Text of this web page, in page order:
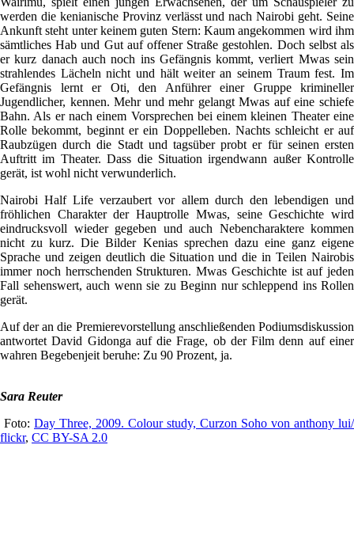
werden die kenianische Provinz verlässt und nach Nairobi geht. Seine
Ankunft steht unter keinem guten Stern: Kaum angekommen wird ihm
sämtliches Hab und Gut auf offener Straße gestohlen. Doch selbst als
er kurz danach auch noch ins Gefängnis kommt, verliert Mwas sein
strahlendes Lächeln nicht und hält weiter an seinem Traum fest. Im
Gefängnis lernt er Oti, den Anführer einer Gruppe krimineller
Jugendlicher, kennen. Mehr und mehr gelangt Mwas auf eine schiefe
Bahn. Als er nach einem Vorsprechen bei einem kleinen Theater eine
Rolle bekommt, beginnt er ein Doppelleben. Nachts schleicht er auf
Raubzügen durch die Stadt und tagsüber probt er für seinen ersten
Auftritt im Theater. Dass die Situation irgendwann außer Kontrolle
gerät, ist wohl nicht verwunderlich.
Nairobi Half Life verzaubert vor allem durch den lebendigen und
fröhlichen Charakter der Hauptrolle Mwas, seine Geschichte wird
eindrucksvoll wieder gegeben und auch Nebencharaktere kommen
nicht zu kurz. Die Bilder Kenias sprechen dazu eine ganz eigene
Sprache und zeigen deutlich die Situation und die in Teilen Nairobis
immer noch herrschenden Strukturen. Mwas Geschichte ist auf jeden
Fall sehenswert, auch wenn sie zu Beginn nur schleppend ins Rollen
gerät.
Auf der an die Premierevorstellung anschließenden Podiumsdiskussion
antwortet David Gidonga auf die Frage, ob der Film denn auf einer
wahren Begebenjeit beruhe: Zu 90 Prozent, ja.
Sara Reuter
Foto: Day Three, 2009. Colour study, Curzon Soho von anthony lui/
flickr, CC BY-SA 2.0